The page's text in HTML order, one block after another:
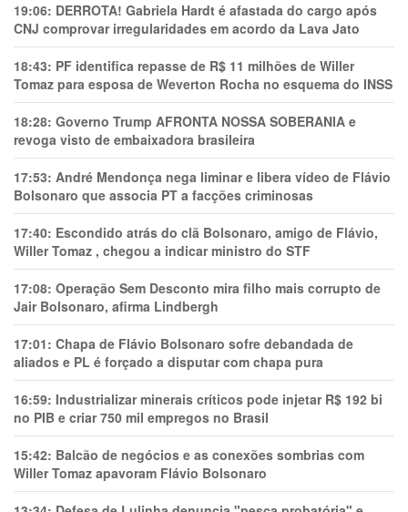
19:06: DERROTA! Gabriela Hardt é afastada do cargo após
CNJ comprovar irregularidades em acordo da Lava Jato
18:43: PF identifica repasse de R$ 11 milhões de Willer
Tomaz para esposa de Weverton Rocha no esquema do INSS
18:28: Governo Trump AFRONTA NOSSA SOBERANIA e
revoga visto de embaixadora brasileira
17:53: André Mendonça nega liminar e libera vídeo de Flávio
Bolsonaro que associa PT a facções criminosas
17:40: Escondido atrás do clã Bolsonaro, amigo de Flávio,
Willer Tomaz , chegou a indicar ministro do STF
17:08: Operação Sem Desconto mira filho mais corrupto de
Jair Bolsonaro, afirma Lindbergh
17:01: Chapa de Flávio Bolsonaro sofre debandada de
aliados e PL é forçado a disputar com chapa pura
16:59: Industrializar minerais críticos pode injetar R$ 192 bi
no PIB e criar 750 mil empregos no Brasil
15:42: Balcão de negócios e as conexões sombrias com
Willer Tomaz apavoram Flávio Bolsonaro